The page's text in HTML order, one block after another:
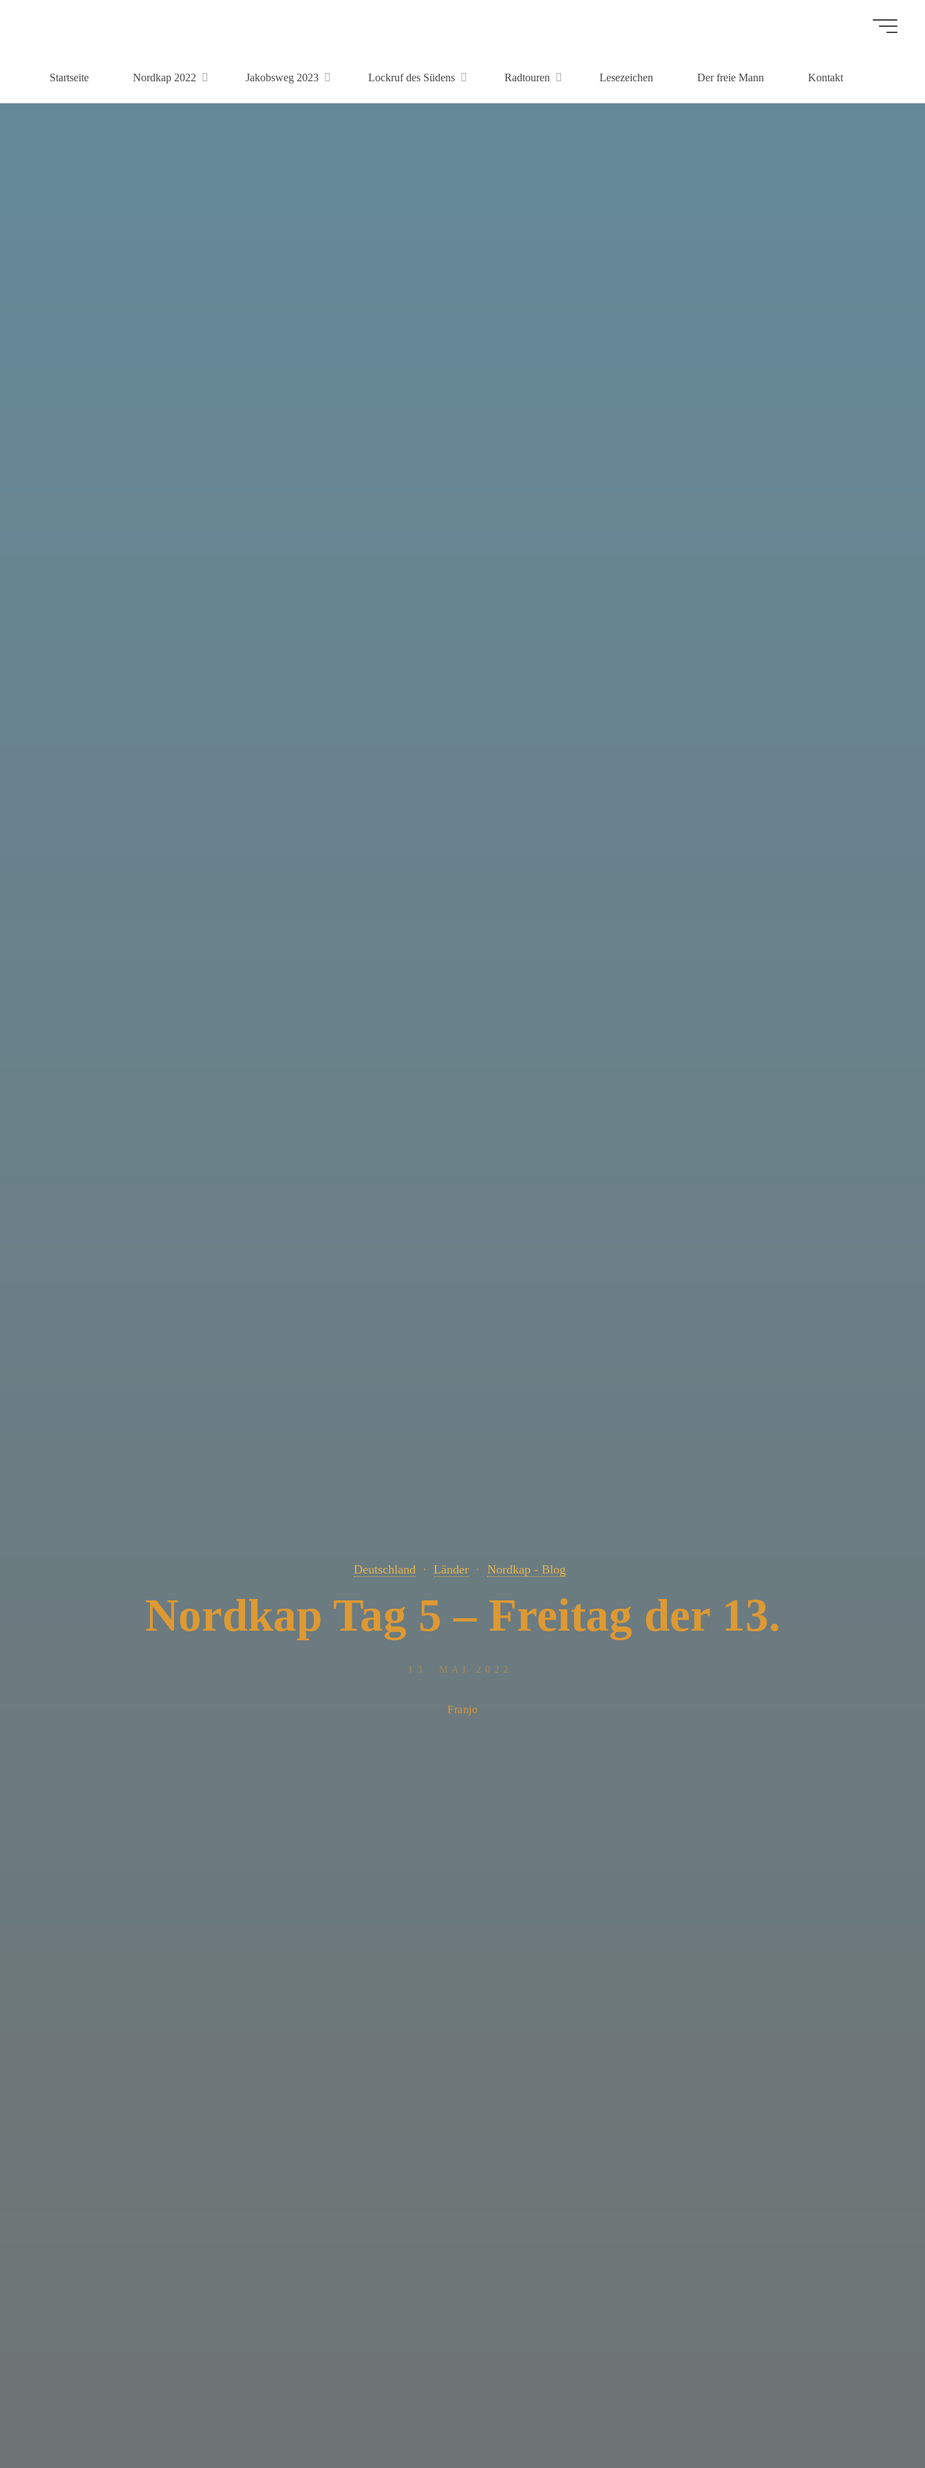
Startseite Nordkap 2022 Jakobsweg 2023 Lockruf des Südens Radtouren Lesezeichen Der freie Mann Kontakt
Deutschland Länder Nordkap - Blog
Nordkap Tag 5 – Freitag der 13.
13. MAI 2022
Franjo